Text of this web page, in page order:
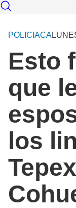
POLICIACA
Esto
que
los